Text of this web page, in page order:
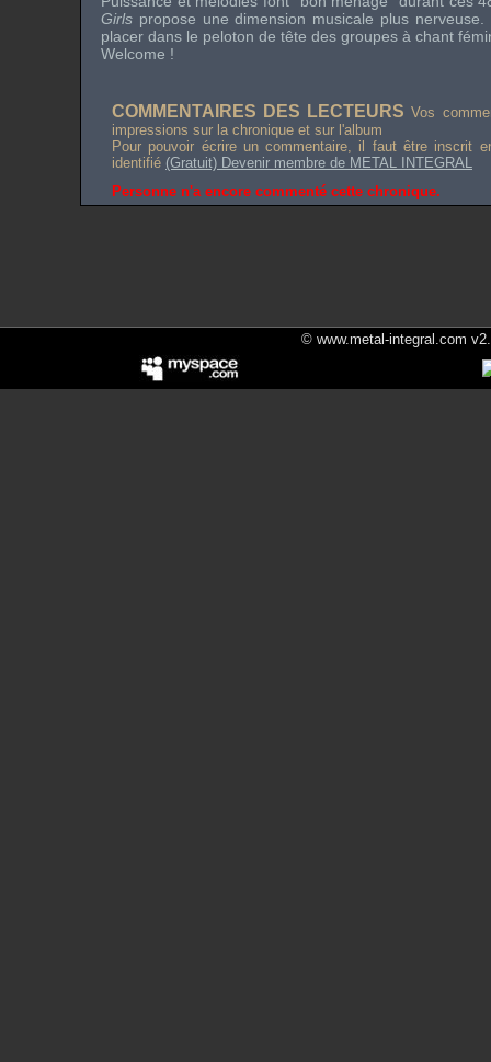
Girls propose une dimension musicale plus nerveuse.
placer dans le peloton de tête des groupes à chant
Welcome !
COMMENTAIRES DES LECTEURS Vos
impressions sur la chronique et sur l'album
Pour pouvoir écrire un commentaire, il faut être inscrit
identifié (Gratuit) Devenir membre de METAL INTEGRAL
Personne n'a encore commenté cette chronique.
© www.metal-integral.com